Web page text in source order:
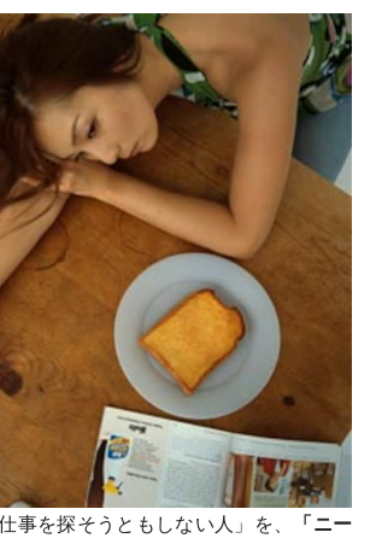
事を探そうともしない人」を、
「ニー